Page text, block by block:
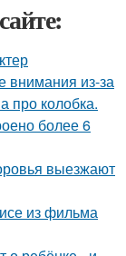
внимания из-за
про колобка.
более 6
выезжают
из фильма